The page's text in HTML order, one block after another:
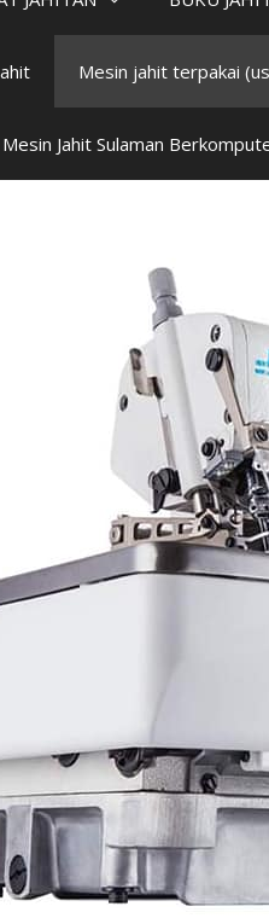
Mesin jahit terpakai
Mesin Jahit Sulaman